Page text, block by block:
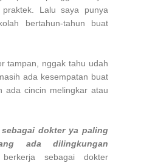
Lalu saya punya
bertahun-tahun buat
tampan, nggak tahu udah
ada kesempatan buat
cincin melingkar atau
dokter ya paling
ada dilingkungan
sebagai dokter